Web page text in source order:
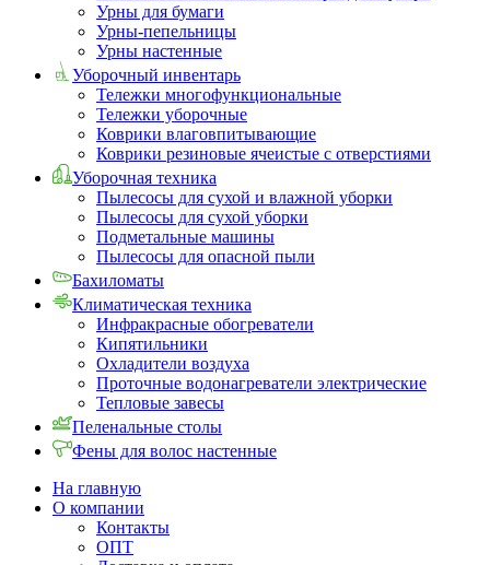
Урны для бумаги
Урны-пепельницы
Урны настенные
Уборочный инвентарь
Тележки многофункциональные
Тележки уборочные
Коврики влаговпитывающие
Коврики резиновые ячеистые с отверстиями
Уборочная техника
Пылесосы для сухой и влажной уборки
Пылесосы для сухой уборки
Подметальные машины
Пылесосы для опасной пыли
Бахиломаты
Климатическая техника
Инфракрасные обогреватели
Кипятильники
Охладители воздуха
Проточные водонагреватели электрические
Тепловые завесы
Пеленальные столы
Фены для волос настенные
На главную
О компании
Контакты
ОПТ